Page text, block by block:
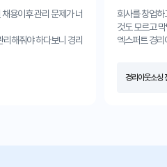
용이후 관리 문제가 너
리해줘야 하다보니 경리
줘서 너무 편해졌고,
회사를 창업
것도 모르고
엑스퍼트 경
항상 감사합
경리아웃소싱